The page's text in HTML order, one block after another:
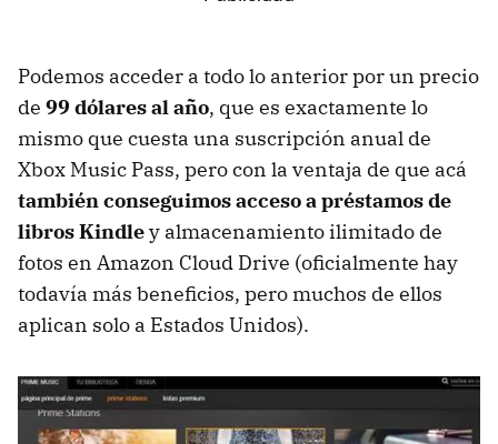
Podemos acceder a todo lo anterior por un precio
de 99 dólares al año, que es exactamente lo
mismo que cuesta una suscripción anual de
Xbox Music Pass, pero con la ventaja de que acá
también conseguimos acceso a préstamos de
libros Kindley almacenamiento ilimitado de
fotos en Amazon Cloud Drive (oficialmente hay
todavía más beneficios, pero muchos de ellos
aplican solo a Estados Unidos).